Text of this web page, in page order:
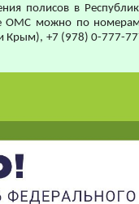
полисов в
ОМС можно по
+7 (978) 0-777-